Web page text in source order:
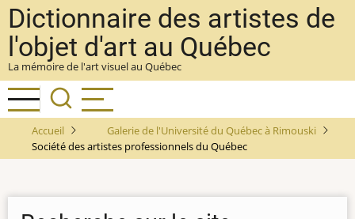
Aller
au
contenu
principal
Dictionnaire des artistes de
l'objet d'art au Québec
La mémoire de l'art visuel au Québec
Accueil
Galerie de l'Université du Québec à Rimouski
Société des artistes professionnels du Québec